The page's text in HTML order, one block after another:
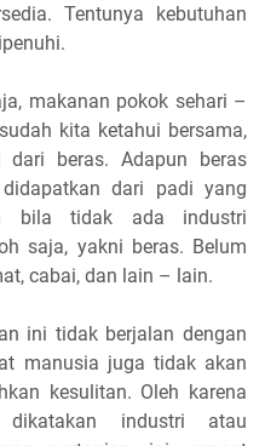
Tentunya kebutuhan
makanan pokok sehari –
kita ketahui bersama,
beras. Adapun beras
dari padi yang
bila tidak ada industri
saja, yakni beras. Belum
cabai, dan lain – lain.
ini tidak berjalan dengan
manusia juga tidak akan
kesulitan. Oleh karena
industri atau